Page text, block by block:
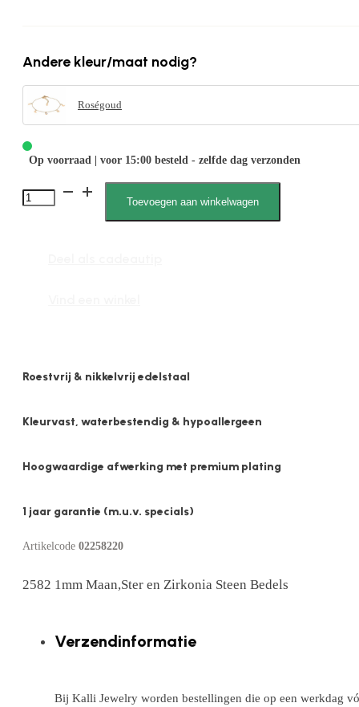
Andere kleur/maat nodig?
Roségoud
Op voorraad | voor 15:00 besteld - zelfde dag verzonden
2582
Toevoegen aan winkelwagen
Roestvrij & nikkelvrij edelstaal
Kleurvast, waterbestendig & hypoallergeen
Hoogwaardige afwerking met premium plating
1 jaar garantie (m.u.v. specials)
Artikelcode 02258220
2582 1mm Maan,Ster en Zirkonia Steen Bedels
Verzendinformatie
Bij Kalli Jewelry worden bestellingen die op een werkdag